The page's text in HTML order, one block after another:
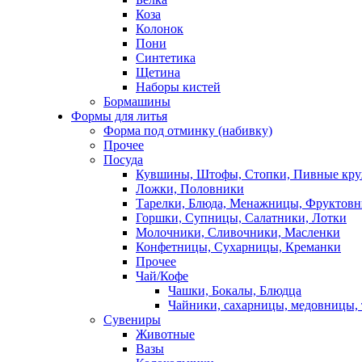
Коза
Колонок
Пони
Синтетика
Щетина
Наборы кистей
Бормашины
Формы для литья
Форма под отминку (набивку)
Прочее
Посуда
Кувшины, Штофы, Стопки, Пивные
Ложки, Половники
Тарелки, Блюда, Менажницы,
Горшки, Супницы, Салатники, Лотки
Молочники, Сливочники, Масленки
Конфетницы, Сухарницы, Креманки
Прочее
Чай/Кофе
Чашки, Бокалы, Блюдца
Чайники, сахарницы, медовницы,
Сувениры
Животные
Вазы